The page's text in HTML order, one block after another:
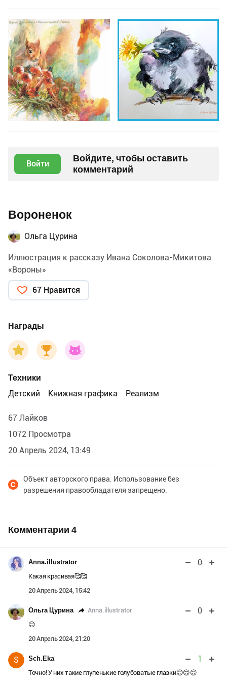
Войти
Войдите, чтобы оставить
комментарий
Вороненок
Ольга Цурина
Иллюстрация к рассказу Ивана Соколова-Микитова
«Вороны»
67 Нравится
Награды
Техники
Детский
Книжная графика Реализм
67 Лайков
1072 Просмотра
20 Апрель 2024, 13:49
Объект авторского права. Использование без
разрешения правообладателя запрещено.
Комментарии 4
Anna.illustrator 0
Какая красивая🥰🥰
20 Апрель 2024, 15:42
Ольга Цурина Anna.illustrator 0
😊
20 Апрель 2024, 21:20
S Sch.Eka 1
Точно! У них такие глупенькие голубоватые глазки😊😊😊